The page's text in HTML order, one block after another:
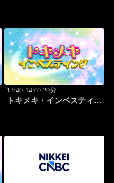
13:40-14:00 20分
トキメキ・インベスティン